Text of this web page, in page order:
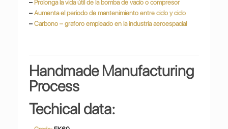
– Prolonga la vida útil de la bomba de vacío o compresor
– Aumenta el periodo de mantenimiento entre ciclo y ciclo
– Carbono – graforo empleado en la industriaaeroespacial
Handmade Manufacturing
Process
Techical data: